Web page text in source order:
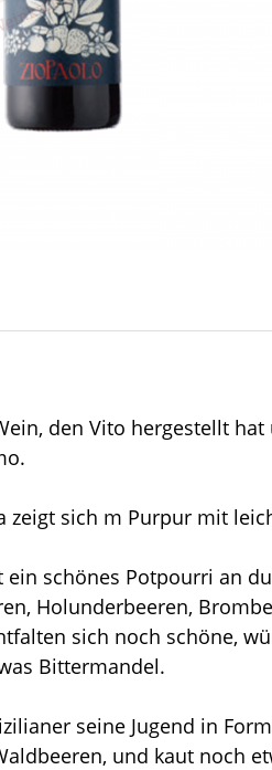
den Vito hergestellt
zeigt sich m Purpur mit
schönes Potpourri an
Holunderbeeren,
sich noch schöne,
Bittermandel.
seine Jugend in
und kaut noch